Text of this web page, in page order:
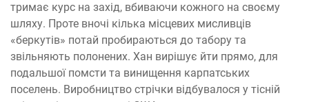
тримає курс на захід, вбиваючи кожного на своєму
шляху. Проте вночі кілька місцевих мисливців
«беркутів» потай пробираються до табору та
звільняють полонених. Хан вирішує йти прямо, для
подальшої помсти та винищення карпатських
поселень. Виробництво стрічки відбувалося у тісній